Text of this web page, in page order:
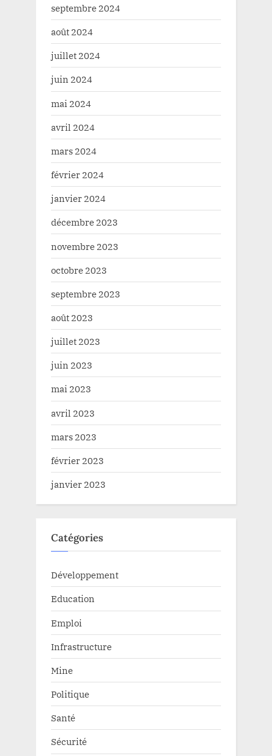
septembre 2024
août 2024
juillet 2024
juin 2024
mai 2024
avril 2024
mars 2024
février 2024
janvier 2024
décembre 2023
novembre 2023
octobre 2023
septembre 2023
août 2023
juillet 2023
juin 2023
mai 2023
avril 2023
mars 2023
février 2023
janvier 2023
Catégories
Développement
Education
Emploi
Infrastructure
Mine
Politique
Santé
Sécurité